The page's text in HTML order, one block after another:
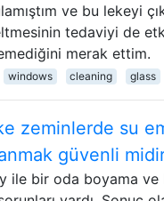
ve bu lekeyi
tedaviyi de
merak ettim.
windows cleaning glass
zeminlerde su
güvenli
ile bir oda boyama ve